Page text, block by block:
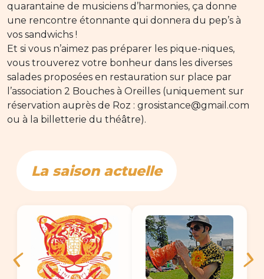
quarantaine de musiciens d’harmonies, ça donne
une rencontre étonnante qui donnera du pep’s à
vos sandwichs !
Et si vous n’aimez pas préparer les pique-niques,
vous trouverez votre bonheur dans les diverses
salades proposées en restauration sur place par
l’association 2 Bouches à Oreilles (uniquement sur
réservation auprès de Roz : grosistance@gmail.com
ou à la billetterie du théâtre).
La saison actuelle